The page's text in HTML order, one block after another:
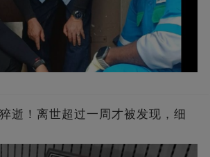
逝！离世超过一周才被发现，细